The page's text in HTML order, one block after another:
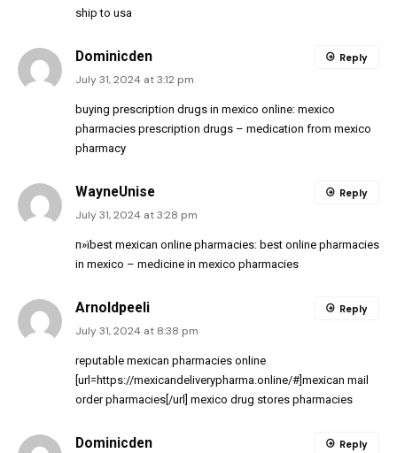
ship to usa
Dominicden
July 31, 2024 at 3:12 pm
buying prescription drugs in mexico online: mexico
pharmacies prescription drugs – medication from mexico
pharmacy
Reply
WayneUnise
July 31, 2024 at 3:28 pm
п»їbest mexican online pharmacies: best online pharmacies
in mexico – medicine in mexico pharmacies
Reply
Arnoldpeeli
July 31, 2024 at 8:38 pm
reputable mexican pharmacies online
[url=https://mexicandeliverypharma.online/#]mexican mail
order pharmacies[/url] mexico drug stores pharmacies
Reply
Dominicden Reply